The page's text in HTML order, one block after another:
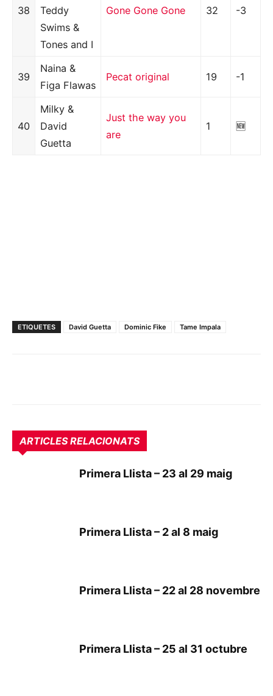
38
Teddy
Swims &
Tones and I
Gone Gone Gone 32 -3
39
Naina &
Figa Flawas
Pecat original 19 -1
40
Milky &
David
Guetta
Just the way you
are
1 🆕
ETIQUETES David Guetta Dominic Fike Tame Impala
ARTICLES RELACIONATS
Primera Llista – 23 al 29 maig
Primera Llista – 2 al 8 maig
Primera Llista – 22 al 28 novembre
Primera Llista – 25 al 31 octubre